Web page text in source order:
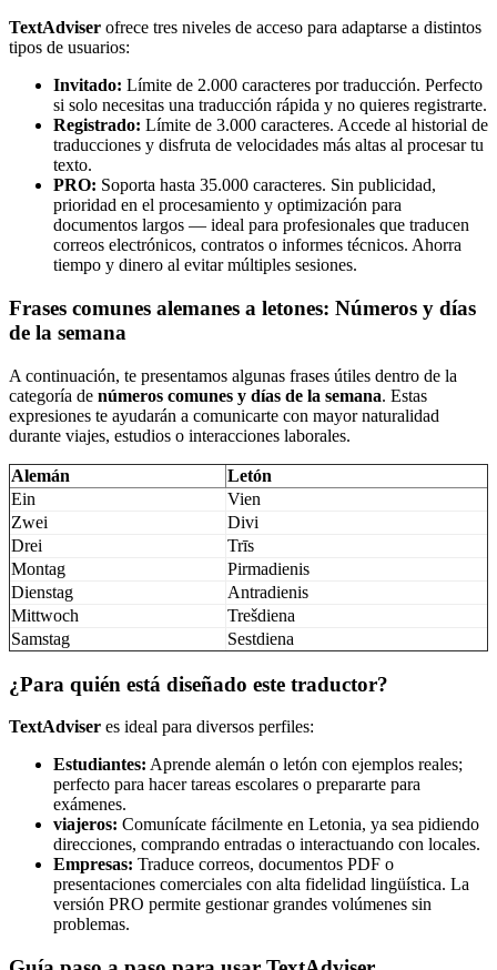
TextAdviser ofrece tres niveles de acceso para adaptarse a distintos
tipos de usuarios:
Invitado: Límite de 2.000 caracteres por traducción. Perfecto
si solo necesitas una traducción rápida y no quieres registrarte.
Registrado: Límite de 3.000 caracteres. Accede al historial de
traducciones y disfruta de velocidades más altas al procesar tu
texto.
PRO: Soporta hasta 35.000 caracteres. Sin publicidad,
prioridad en el procesamiento y optimización para
documentos largos — ideal para profesionales que traducen
correos electrónicos, contratos o informes técnicos. Ahorra
tiempo y dinero al evitar múltiples sesiones.
Frases comunes alemanes a letones: Números y días
de la semana
A continuación, te presentamos algunas frases útiles dentro de la
categoría de números comunes y días de la semana. Estas
expresiones te ayudarán a comunicarte con mayor naturalidad
durante viajes, estudios o interacciones laborales.
Alemán
Letón
Ein
Vien
Zwei
Divi
Drei
Trīs
Montag
Pirmadienis
Dienstag
Antradienis
Mittwoch
Trešdiena
Samstag
Sestdiena
¿Para quién está diseñado este traductor?
TextAdviser es ideal para diversos perfiles:
Estudiantes: Aprende alemán o letón con ejemplos reales;
perfecto para hacer tareas escolares o prepararte para
exámenes.
viajeros: Comunícate fácilmente en Letonia, ya sea pidiendo
direcciones, comprando entradas o interactuando con locales.
Empresas: Traduce correos, documentos PDF o
presentaciones comerciales con alta fidelidad lingüística. La
versión PRO permite gestionar grandes volúmenes sin
problemas.